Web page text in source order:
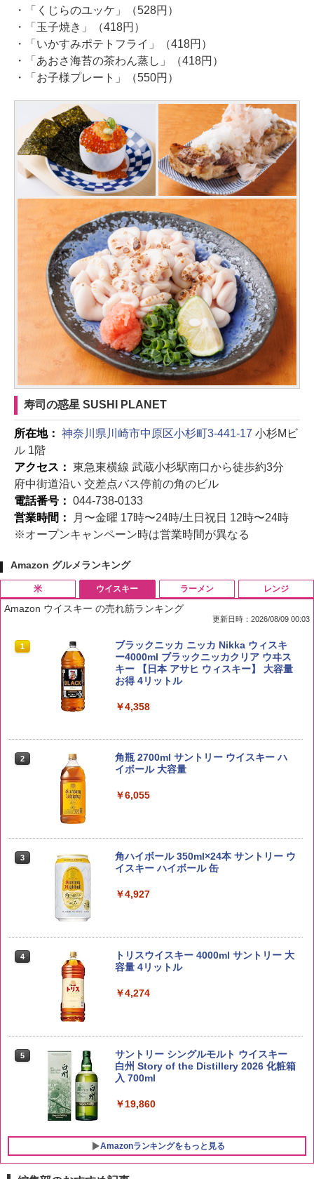
・「くじらのユッケ」（528円）
・「玉子焼き」（418円）
・「いかすみポテトフライ」（418円）
・「あおさ海苔の茶わん蒸し」（418円）
・「お子様プレート」（550円）
寿司の惑星 SUSHI PLANET
所在地： 神奈川県川崎市中原区小杉町3-441-17 小杉Mビ
ル 1階
アクセス： 東急東横線 武蔵小杉駅南口から徒歩約3分
府中街道沿い 交差点バス停前の角のビル
電話番号： 044-738-0133
営業時間：
月〜金曜 17時〜24時/土日祝日 12時〜24時
※オープンキャンペーン時は営業時間が異なる
Amazon グルメランキング
米
1 by Amazon 国産ブレンド米 精米 5kg
￥2,650
5kg 長野県産 令和7年産
kg 業務用 お米マイスターブレンド
らめき 5kg 令和7年産
米 5kg
￥3,396
ウイスキー
Amazon ウイスキー の売れ筋ランキング
更新日時：2026/08/09 00:03
1
ブラックニッカ ニッカ Nikka ウィスキ
ー4000ml ブラックニッカクリア ウヰス
キー 【日本 アサヒ ウィスキー】 大容量
お得 4リットル
￥4,358
2
角瓶 2700ml サントリー ウイスキー ハ
イボール 大容量
￥6,055
3
角ハイボール 350ml×24本 サントリー ウ
イスキー ハイボール 缶
￥4,927
4
トリスウイスキー 4000ml サントリー 大
容量 4リットル
￥4,274
5
サントリー シングルモルト ウイスキー
白州 Story of the Distillery 2026 化粧箱
入 700ml
￥19,860
Amazonランキングをもっと見る
ラーメン レンジ